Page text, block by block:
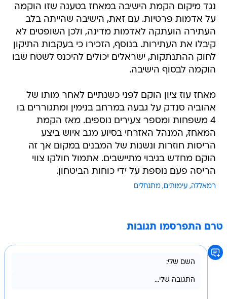
נגד מיקום הקמת הישיבה במאחז בטענה שזו הוקמה
על אדמות פרטיות. עם זאת, הישיבה שהייתה בלב
העתירה הועתקה לאדמות מדינה, ולכן השופטים לא
קיבלו את העתירות. בנוסף, הזכירו כי בעקבות התיקון
לחוק ההתנתקות, ישראלים יכולים להיכנס לשטח שבו
הוקמה לבסוף הישיבה.
מאחז עוז ציון הוקם לפני כשנתיים לאחר מותו של
אהוביה סנדק על גבעה במרחב בנימין ומתגוררים בו
4 משפחות ומספר צעירים נוספים. מאז הקמת
המאחז, המנהל האזרחי בסיוע מגב איוש ביצע
הריסות חוזרות ונשנות של המבנים במקום אך זה
הוקם מחדש בגיבוי מתיישבים. אתמול חולקו צווי
הריסה פעם נוספת על ידי כוחות הביטחון.
רמאללה עימותים מתנחלים
טרם התפרסמו תגובות